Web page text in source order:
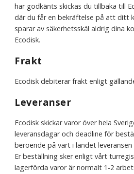
har godkänts skickas du tillbaka till
där du får en bekräftelse på att ditt
sparar av säkerhetsskäl aldrig dina
Ecodisk.
Frakt
Ecodisk debiterar frakt enligt
Leveranser
Ecodisk skickar varor över hela
leveransdagar och deadline för
beroende på vart i landet leveransen
Er beställning sker enligt vårt
lagerförda varor är normalt 1-2